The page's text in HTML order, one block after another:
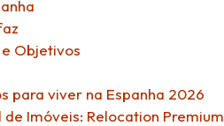
Objetivos
para viver na Espanha 2026
de Imóveis: Relocation Premium